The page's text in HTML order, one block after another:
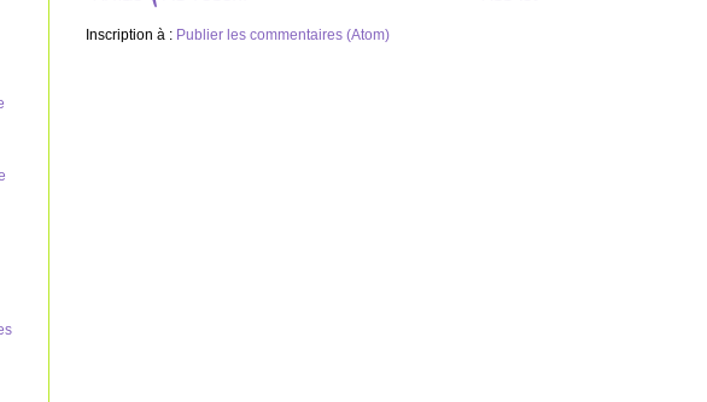
Inscription à : Publier les commentaires (Atom)